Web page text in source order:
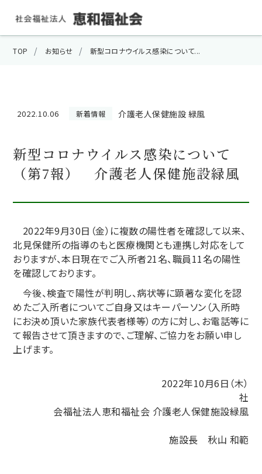
TOP お知らせ 新型コロナウイルス感染について...
2022.10.06 新着情報 介護老人保健施設 緑風
新型コロナウイルス感染について
（第7報） 介護老人保健施設緑風
2022年9月30日（金）に複数の陽性者を確認して以来、
北見保健所の指導のもと医療機関とも連携し対応をして
おりますが、本日現在でご入所者21名、職員11名の陽性
を確認しております。
今後、検査で陽性が判明し、病状等に顕著な変化を認
めたご入所者についてご自身又はキーパーソン（入所時
にお決め頂いた家族代表者様等）の方に対し、お電話等に
て報告させて頂きますので、ご理解、ご協力をお願い申し
上げます。
2022年10月6日（木）
社
会福祉法人恵和福祉会 介護老人保健施設緑風
施設長 秋山 和範